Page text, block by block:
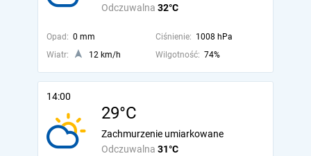
Odczuwalna 32°C
Opad: 0 mm Ciśnienie: 1008 hPa
Wiatr:
12 km/h Wilgotność: 74%
14:00
29°C
Odczuwalna 31°C
Zachmurzenie umiarkowane